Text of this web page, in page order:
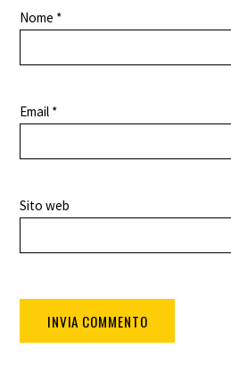
Nome *
Email *
Sito web